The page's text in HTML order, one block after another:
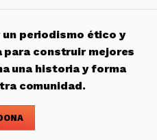
periodismo ético y
para construir mejores
una historia y forma
comunidad.